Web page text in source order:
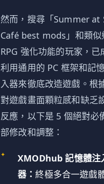
然而，搜尋「Summer at
Café best mods」和類似
RPG 強化功能的玩家，已
利用通用的 PC 框架和記
入器來徹底改造遊戲。根
對遊戲畫面顆粒感和缺乏
反應，以下是 5 個絕對必
部修改和調整：
✦
XMODhub 記憶體注
器：終極多合一遊戲